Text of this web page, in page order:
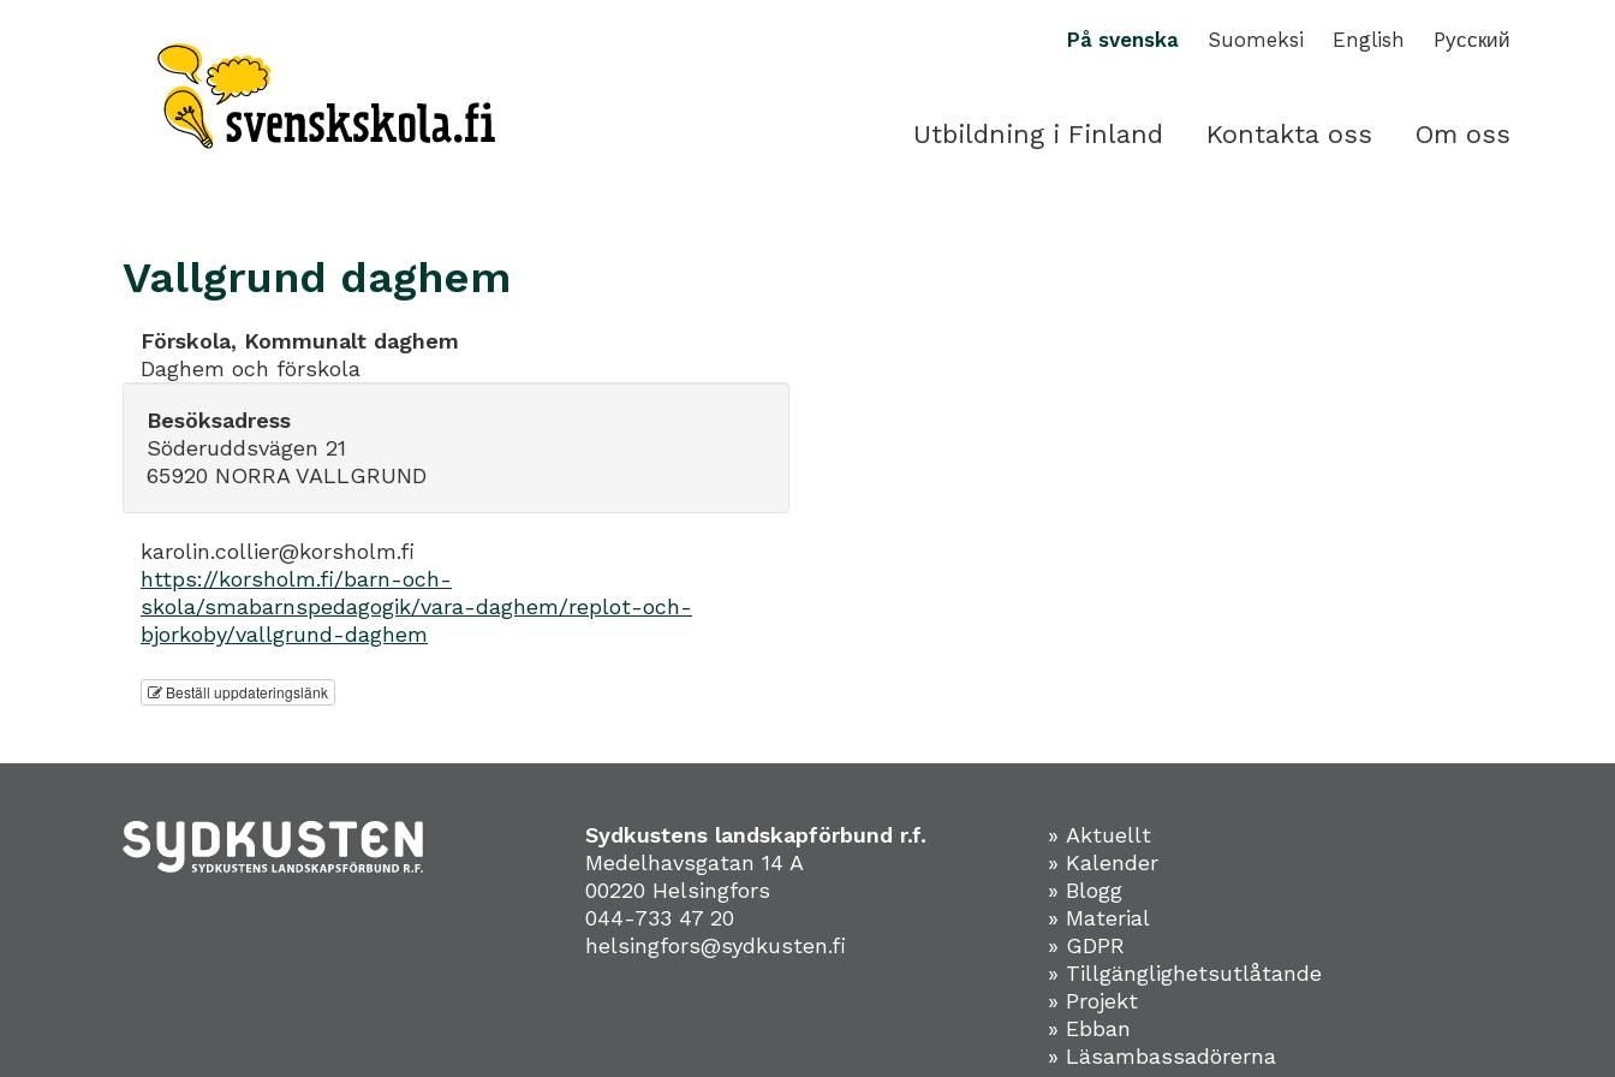
På svenska Suomeksi English Pусский
Utbildning i Finland Kontakta oss Om oss
Vallgrund daghem
Förskola, Kommunalt daghem
Daghem och förskola
Besöksadress
Söderuddsvägen 21
65920 NORRA VALLGRUND
karolin.collier@korsholm.fi
https://korsholm.fi/barn-och-
skola/smabarnspedagogik/vara-daghem/replot-och-
bjorkoby/vallgrund-daghem
Beställ uppdateringslänk
Sydkustens landskapförbund r.f.
Medelhavsgatan 14 A
00220 Helsingfors
044-733 47 20
helsingfors@sydkusten.fi
» Aktuellt
» Kalender
» Blogg
» Material
» GDPR
» Tillgänglighetsutlåtande
» Projekt
» Ebban
» Läsambassadörerna